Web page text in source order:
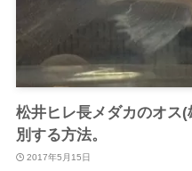
松井ヒレ長メダカのオス
別する方法。
2017年5月15日